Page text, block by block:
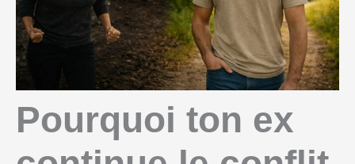
Pourquoi ton ex